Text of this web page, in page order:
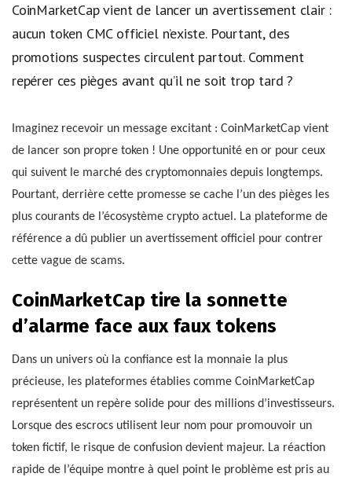
CoinMarketCap vient de lancer un avertissement clair :
aucun token CMC officiel n’existe. Pourtant, des
promotions suspectes circulent partout. Comment
repérer ces pièges avant qu’il ne soit trop tard ?
Imaginez recevoir un message excitant : CoinMarketCap vient
de lancer son propre token ! Une opportunité en or pour ceux
qui suivent le marché des cryptomonnaies depuis longtemps.
Pourtant, derrière cette promesse se cache l’un des pièges les
plus courants de l’écosystème crypto actuel. La plateforme de
référence a dû publier un avertissement officiel pour contrer
cette vague de scams.
CoinMarketCap tire la sonnette
d’alarme face aux faux tokens
Dans un univers où la confiance est la monnaie la plus
précieuse, les plateformes établies comme CoinMarketCap
représentent un repère solide pour des millions d’investisseurs.
Lorsque des escrocs utilisent leur nom pour promouvoir un
token fictif, le risque de confusion devient majeur. La réaction
rapide de l’équipe montre à quel point le problème est pris au